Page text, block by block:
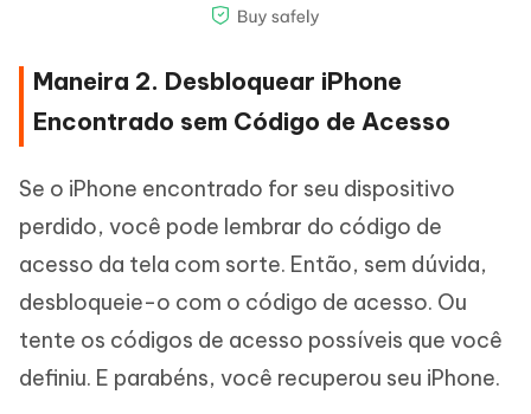
Maneira 2. Desbloquear iPhone
Encontrado sem Código de Acesso
Se o iPhone encontrado for seu dispositivo
perdido, você pode lembrar do código de
acesso da tela com sorte. Então, sem dúvida,
desbloqueie-o com o código de acesso. Ou
tente os códigos de acesso possíveis que você
definiu. E parabéns, você recuperou seu iPhone.